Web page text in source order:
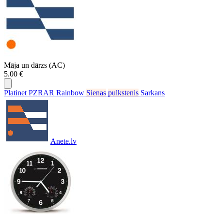
Māja un dārzs (AC)
5.00 €
Platinet PZRAR Rainbow Sienas pulkstenis Sarkans
Anete.lv